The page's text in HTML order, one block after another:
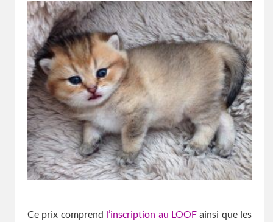
Ce prix comprend l’inscription au LOOFainsi que les